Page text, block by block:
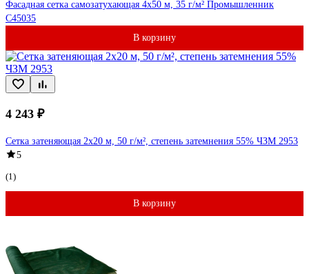
Фасадная сетка самозатухающая 4x50 м, 35 г/м² Промышленник
С45035
В корзину
4 243 ₽
Сетка затеняющая 2x20 м, 50 г/м², степень затемнения 55% ЧЗМ 2953
5
(1)
В корзину